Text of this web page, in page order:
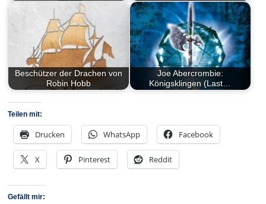
Beschützer der Drachen von
Robin Hobb
Joe Abercrombie:
Königsklingen (Last…
Teilen mit:
Drucken WhatsApp Facebook
X Pinterest Reddit
Gefällt mir: